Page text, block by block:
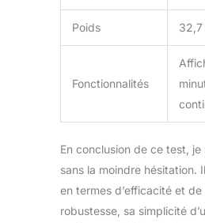
Poids 32,7
Fonctionnalités
En conclusion de ce test,
sans la moindre hésitation.
en termes d’efficacité et
robustesse, sa simplicité